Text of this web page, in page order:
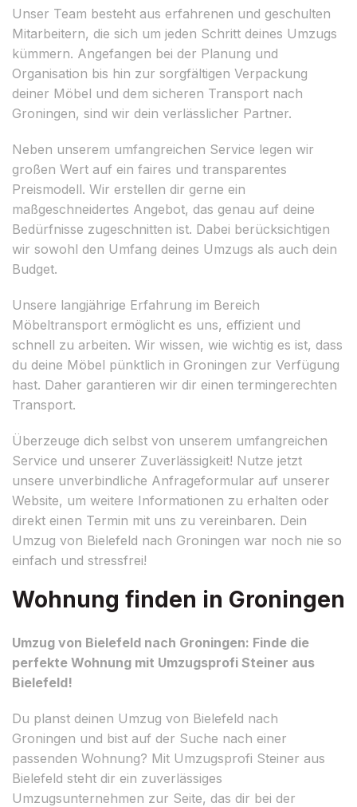
Unser Team besteht aus erfahrenen und geschulten
Mitarbeitern, die sich um jeden Schritt deines Umzugs
kümmern. Angefangen bei der Planung und
Organisation bis hin zur sorgfältigen Verpackung
deiner Möbel und dem sicheren Transport nach
Groningen, sind wir dein verlässlicher Partner.
Neben unserem umfangreichen Service legen wir
großen Wert auf ein faires und transparentes
Preismodell. Wir erstellen dir gerne ein
maßgeschneidertes Angebot, das genau auf deine
Bedürfnisse zugeschnitten ist. Dabei berücksichtigen
wir sowohl den Umfang deines Umzugs als auch dein
Budget.
Unsere langjährige Erfahrung im Bereich
Möbeltransport ermöglicht es uns, effizient und
schnell zu arbeiten. Wir wissen, wie wichtig es ist, dass
du deine Möbel pünktlich in Groningen zur Verfügung
hast. Daher garantieren wir dir einen termingerechten
Transport.
Überzeuge dich selbst von unserem umfangreichen
Service und unserer Zuverlässigkeit! Nutze jetzt
unsere unverbindliche Anfrageformular auf unserer
Website, um weitere Informationen zu erhalten oder
direkt einen Termin mit uns zu vereinbaren. Dein
Umzug von Bielefeld nach Groningen war noch nie so
einfach und stressfrei!
Wohnung finden in Groningen
Umzug von Bielefeld nach Groningen: Finde die
perfekte Wohnung mit Umzugsprofi Steiner aus
Bielefeld!
Du planst deinen Umzug von Bielefeld nach
Groningen und bist auf der Suche nach einer
passenden Wohnung? Mit Umzugsprofi Steiner aus
Bielefeld steht dir ein zuverlässiges
Umzugsunternehmen zur Seite, das dir bei der